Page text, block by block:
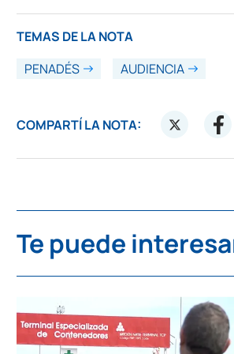
TEMAS DE LA NOTA
PENADÉS
AUDIENCIA
COMPARTÍ LA NOTA:
Te puede